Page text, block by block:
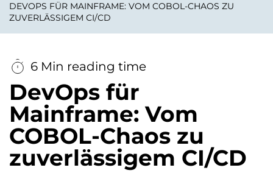
DEVOPS FÜR MAINFRAME: VOM COBOL-CHAOS ZU
ZUVERLÄSSIGEM CI/CD
6 Min reading time
DevOps für
Mainframe: Vom
COBOL-Chaos zu
zuverlässigem CI/CD